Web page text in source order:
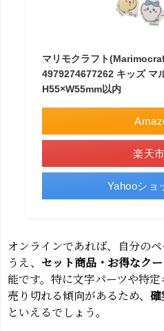
マリモクラフト
4979274677262 キッズ マ
H55×W55mm以内
楽天
Yahooショ
オンラインであれば、自分の
うえ、 セット商品・お得なク
能です。特に文字パーツや特
売り切れる傾向があるため、 確
といえるでしょう。